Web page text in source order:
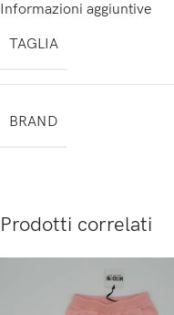
Informazioni aggiuntive
TAGLIA
BRAND
Prodotti correlati